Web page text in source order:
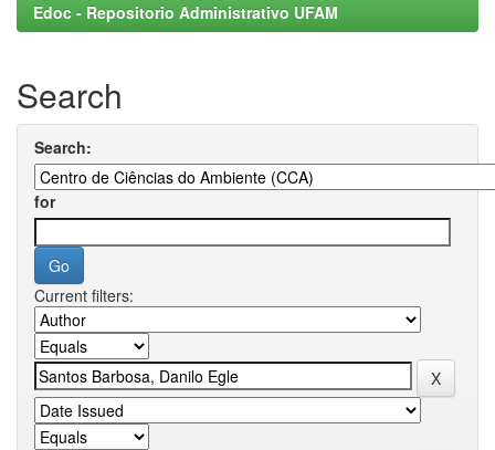
Edoc - Repositorio Administrativo UFAM
Search
Search:
for
Current filters: